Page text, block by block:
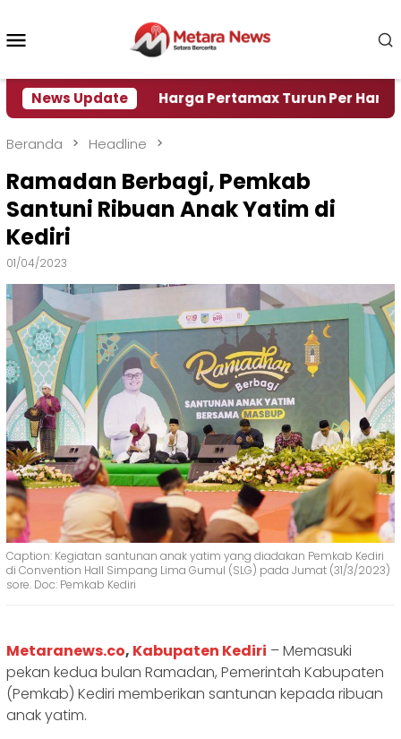
konten
News UpdateHarga Pertamax Turun Per Hari Ini, Segini
Beranda Headline
Ramadan Berbagi, Pemkab
Santuni Ribuan Anak Yatim di
Kediri
01/04/2023
Caption: Kegiatan santunan anak yatim yang diadakan Pemkab Kediri
di Convention Hall Simpang Lima Gumul (SLG) pada Jumat (31/3/2023)
sore. Doc: Pemkab Kediri
Metaranews.co, Kabupaten Kediri – Memasuki
pekan kedua bulan Ramadan, Pemerintah Kabupaten
(Pemkab) Kediri memberikan santunan kepada ribuan
anak yatim.